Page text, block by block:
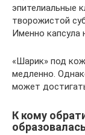
эпителиальные
творожистой
Именно капсула
«Шарик» под
медленно.
может
К кому